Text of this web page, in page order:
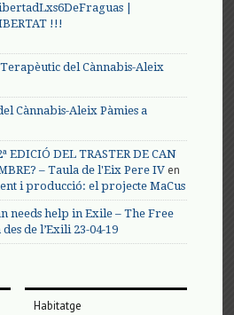
|
!!!
Terapèutic del Cànnabis-Aleix
Cànnabis-Aleix Pàmies a
EDICIÓ DEL TRASTER DE CAN
– Taula de l'Eix Pere IV en
i producció: el projecte MaCus
needs help in Exile – The Free
de l’Exili 23-04-19
Habitatge